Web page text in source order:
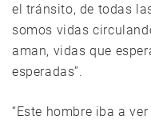
el tránsito, de todas
somos vidas
aman, vidas que
esperadas”.
“Este hombre iba a